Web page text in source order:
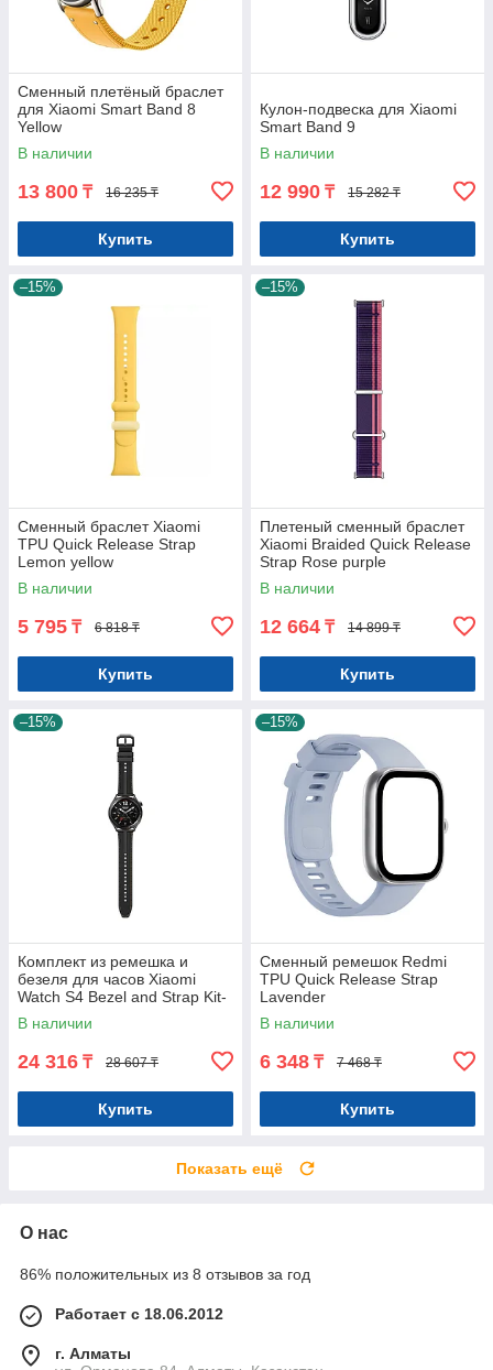
Сменный плетёный браслет
для Xiaomi Smart Band 8
Yellow
В наличии
13 800 ₸ 16 235 ₸
Купить
Кулон-подвеска для Xiaomi
Smart Band 9
В наличии
12 990 ₸ 15 282 ₸
Купить
–15%
Сменный браслет Xiaomi
TPU Quick Release Strap
Lemon yellow
В наличии
5 795 ₸ 6 818 ₸
Купить
–15%
Плетеный сменный браслет
Xiaomi Braided Quick Release
Strap Rose purple
В наличии
12 664 ₸ 14 899 ₸
Купить
–15%
Комплект из ремешка и
безеля для часов Xiaomi
Watch S4 Bezel and Strap Kit-
Midnight Carbon
В наличии
24 316 ₸ 28 607 ₸
Купить
–15%
Сменный ремешок Redmi
TPU Quick Release Strap
Lavender
В наличии
6 348 ₸ 7 468 ₸
Купить
Показать ещё
О нас
86% положительных из 8 отзывов за год
Работает с 18.06.2012
г. Алматы